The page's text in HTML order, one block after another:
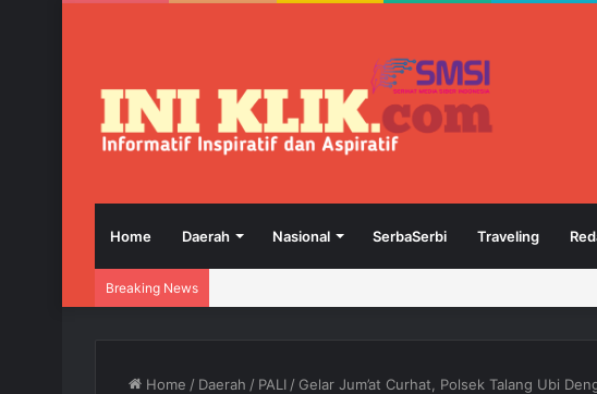
Home Daerah Nasional SerbaSerbi Traveling
Breaking News
Home / Daerah / PALI / Gelar Jum’at Curhat, Polsek Talang Ubi